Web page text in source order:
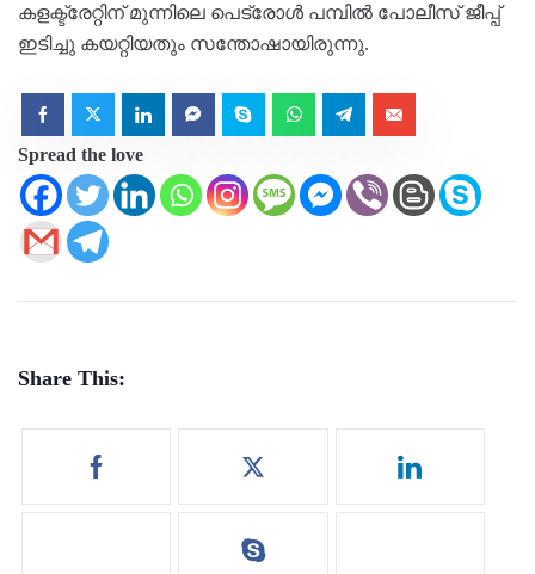
കളക്ട്രേറ്റിന് മുന്നിലെ പെട്രോൾ പമ്പിൽ പോലീസ് ജീപ്പ്
ഇടിച്ചു കയറ്റിയതും സന്തോഷായിരുന്നു.
Spread the love
Share This: